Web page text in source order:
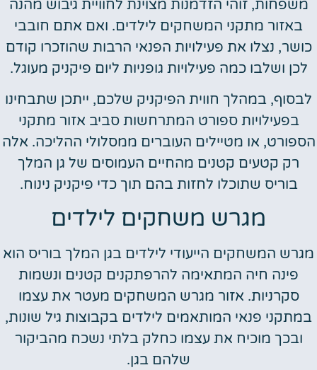
משפחות, זוהי הזדמנות מצוינת לחוויית גיבוש מהנה
באזור מתקני המשחקים לילדים. ואם אתם חובבי
כושר, נצלו את פעילויות הפנאי הרבות שהוזכרו קודם
לכן ושלבו כמה פעילויות גופניות ליום פיקניק מעוגל.
לבסוף, במהלך חווית הפיקניק שלכם, ייתכן שתבחינו
בפעילויות ספורט המתרחשות סביב אזור מתקני
הספורט, או מטיילים העוברים ממסלולי ההליכה. אלה
רק קטעים קטנים מהחיים העמוסים של גן המלך
בוריס שתוכלו לחזות בהם תוך כדי פיקניק נינוח.
מגרש משחקים לילדים
מגרש המשחקים הייעודי לילדים בגן המלך בוריס הוא
פינה חיה המתאימה להרפתקנים קטנים ונשמות
סקרניות. אזור מגרש המשחקים מעטר את עצמו
במתקני פנאי המותאמים לילדים בקבוצות גיל שונות,
ובכך מוכיח את עצמו כחלק בלתי נשכח מהביקור
שלהם בגן.